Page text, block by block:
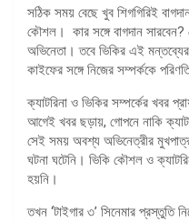
সঠিক সময় বেছে খুব শিগগিরিই
কৌশল। কার সঙ্গে বাগদান
অভিনেতা। তবে ভিকির এই
কাইফের সঙ্গে নিজের সম্পর্ককে
ক্যাটরিনা ও ভিকির সম্পর্কের খবর
আগেই খবর ছড়ায়, গোপনে নাকি
সেই সময় অবশ্য অভিনেত্রীর
ঘটনা ঘটেনি। ভিকি কৌশল ও
হয়নি।
তখন ‘টাইগার ৩’ সিনেমার প্রস্তুতি